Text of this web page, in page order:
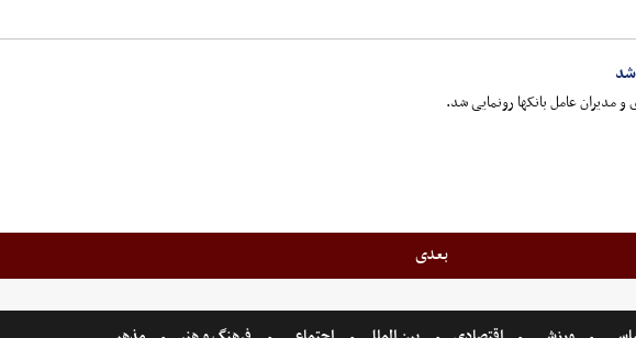
مدیران عامل بانکها رونمایی شد.
بعدی